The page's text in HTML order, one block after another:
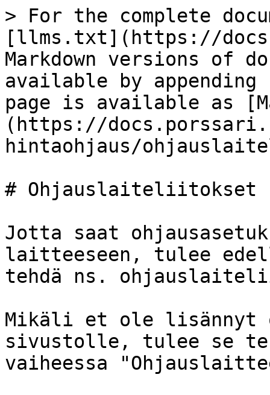
> For the complete
[llms.txt](https://
Markdown versions of
available by
page is available as
(https://
hintaohjaus/
# Ohjauslaiteliitokset
Jotta saat
laitteeseen, tulee
tehdä ns.
Mikäli et ole lisännyt
sivustolle, tulee se
vaiheessa